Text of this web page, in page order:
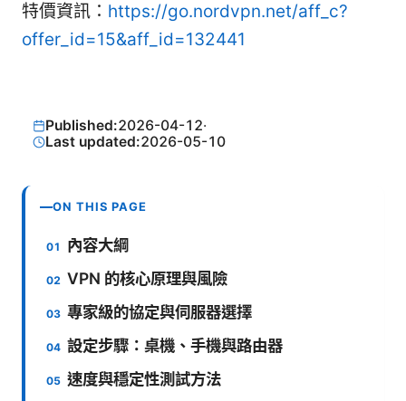
特價資訊： https://go.nordvpn.net/aff_c?
offer_id=15&aff_id=132441
Published:2026-04-12·
Last updated:2026-05-10
ON THIS PAGE
內容大綱
VPN 的核心原理與風險
專家級的協定與伺服器選擇
設定步驟：桌機、手機與路由器
速度與穩定性測試方法